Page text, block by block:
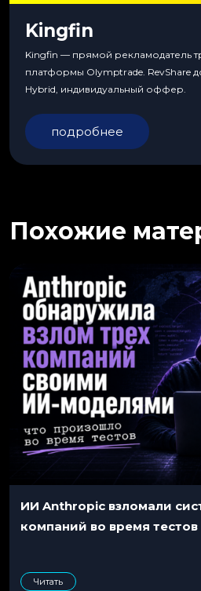
Kingfin
Kingfin — прямой рекламодатель
платформы Olymptrade. RevShare
Hybrid, индивидуальный оффер.
подробнее
Похожие
ИИ Anthropic взломали
компаний во время тестов
Читать